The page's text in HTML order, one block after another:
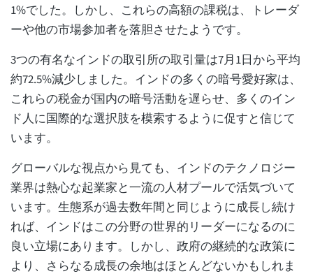
1%でした。しかし、これらの高額の課税は、トレーダ
ーや他の市場参加者を落胆させたようです。
3つの有名なインドの取引所の取引量は7月1日から平均
約72.5%減少しました。インドの多くの暗号愛好家は、
これらの税金が国内の暗号活動を遅らせ、多くのイン
ド人に国際的な選択肢を模索するように促すと信じて
います。
グローバルな視点から見ても、インドのテクノロジー
業界は熱心な起業家と一流の人材プールで活気づいて
います。生態系が過去数年間と同じように成長し続け
れば、インドはこの分野の世界的リーダーになるのに
良い立場にあります。しかし、政府の継続的な政策に
より、さらなる成長の余地はほとんどないかもしれま